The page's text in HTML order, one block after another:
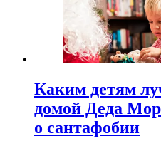
Каким детям
домой Деда
о сантафобии